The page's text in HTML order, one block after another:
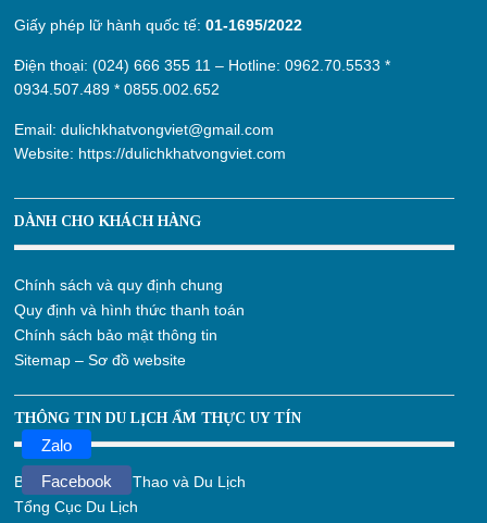
Giấy phép lữ hành quốc tế:01-1695/2022
Điện thoại: (024) 666 355 11 – Hotline:0962.70.5533 *
0934.507.489 *0855.002.652
Email:dulichkhatvongviet@gmail.com
Website: https://dulichkhatvongviet.com
DÀNH CHO KHÁCH HÀNG
Chính sách và quy định chung
Quy định và hình thức thanh toán
Chính sách bảo mật thông tin
Sitemap – Sơ đồ website
THÔNG TIN DU LỊCH ẨM THỰC UY TÍN
Bộ Văn Hóa Thể Thao và Du Lịch
Tổng Cục Du Lịch
Zalo
Facebook